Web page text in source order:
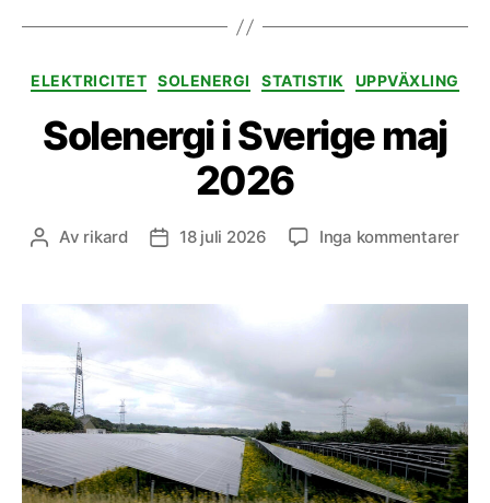
Kategorier
ELEKTRICITET SOLENERGI STATISTIK UPPVÄXLING
Solenergi i Sverige maj
2026
Inläggsförfattare
Av rikard Inläggsdatum
18 juli 2026 Inga kommentarertill